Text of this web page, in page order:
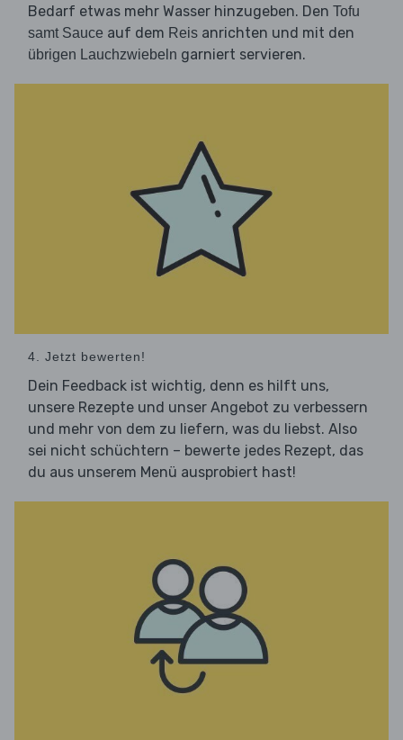
Bedarf etwas mehr Wasser hinzugeben. Den Tofu
samt Sauce auf dem Reis anrichten und mit den
übrigen Lauchzwiebeln garniert servieren.
4. Jetzt bewerten!
Dein Feedback ist wichtig, denn es hilft uns,
unsere Rezepte und unser Angebot zu verbessern
und mehr von dem zu liefern, was du liebst. Also
sei nicht schüchtern – bewerte jedes Rezept, das
du aus unserem Menü ausprobiert hast!